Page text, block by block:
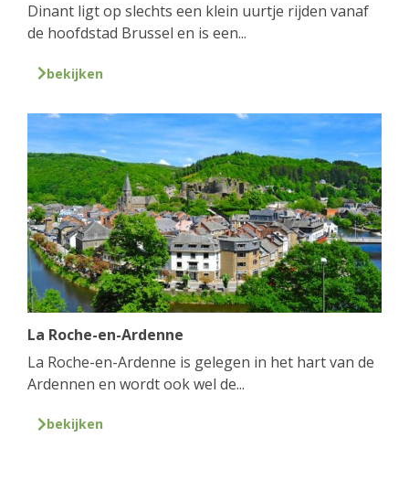
Dinant ligt op slechts een klein uurtje rijden vanaf
de hoofdstad Brussel en is een...
bekijken
La Roche-en-Ardenne
La Roche-en-Ardenne is gelegen in het hart van de
Ardennen en wordt ook wel de...
bekijken